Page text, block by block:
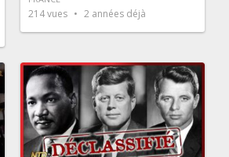
214vues 2 années déjà